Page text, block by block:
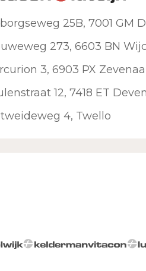
25B, 7001 GM
273, 6603 BN
3, 6903 PX
12, 7418 ET
4, Twello